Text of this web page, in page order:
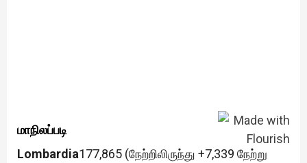
மாநிலப்படி
Lombardia177,865 (நேற்றிலிருந்து +7,339 நேற்று